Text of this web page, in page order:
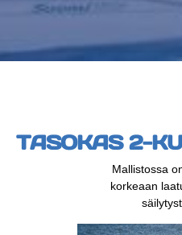
TASOKAS 2-
Mallistossa
korkeaan